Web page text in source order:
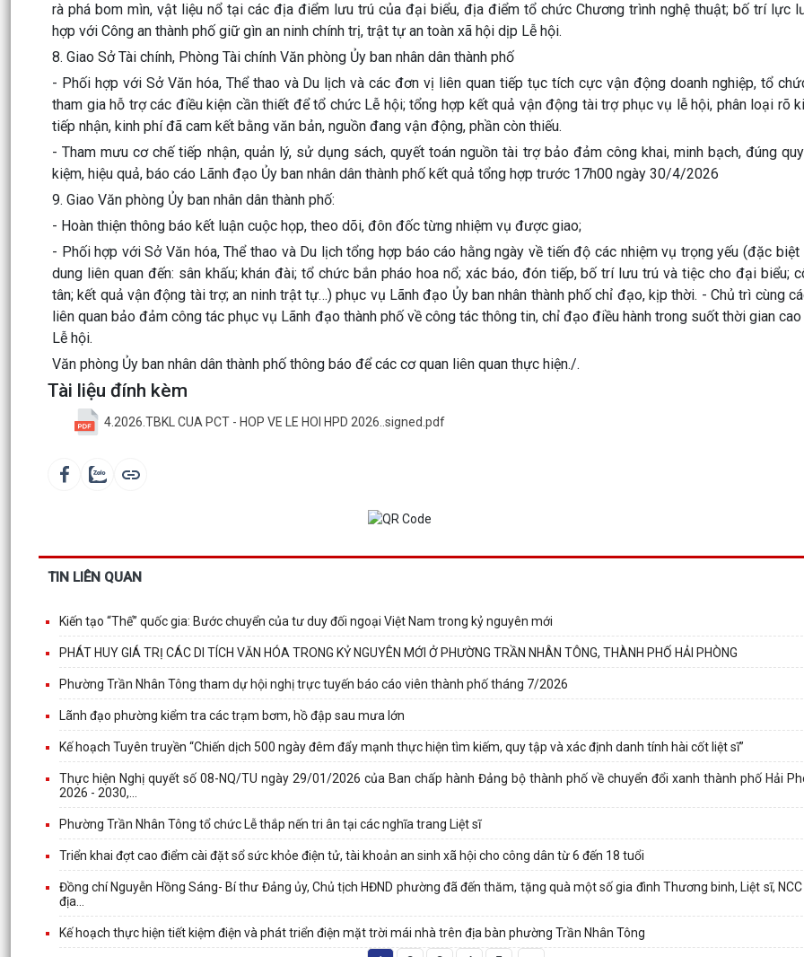
rà phá bom mìn, vật liệu nổ tại các địa điểm lưu trú của đại biểu, địa điểm tổ chức Chương trình nghệ thuật; bố trí lực
hợp với Công an thành phố giữ gìn an ninh chính trị, trật tự an toàn xã hội dịp Lễ hội.
8. Giao Sở Tài chính, Phòng Tài chính Văn phòng Ủy ban nhân dân thành phố
- Phối hợp với Sở Văn hóa, Thể thao và Du lịch và các đơn vị liên quan tiếp tục tích cực vận động doanh nghiệp, tổ
tham gia hỗ trợ các điều kiện cần thiết để tổ chức Lễ hội; tổng hợp kết quả vận động tài trợ phục vụ lễ hội, phân loại rõ
tiếp nhận, kinh phí đã cam kết bằng văn bản, nguồn đang vận động, phần còn thiếu.
- Tham mưu cơ chế tiếp nhận, quản lý, sử dụng sách, quyết toán nguồn tài trợ bảo đảm công khai, minh bạch, đúng
kiệm, hiệu quả, báo cáo Lãnh đạo Ủy ban nhân dân thành phố kết quả tổng hợp trước 17h00 ngày 30/4/2026
9. Giao Văn phòng Ủy ban nhân dân thành phố:
- Hoàn thiện thông báo kết luận cuộc họp, theo dõi, đôn đốc từng nhiệm vụ được giao;
- Phối hợp với Sở Văn hóa, Thể thao và Du lịch tổng hợp báo cáo hằng ngày về tiến độ các nhiệm vụ trọng yếu (đặc biệt
dung liên quan đến: sân khấu; khán đài; tổ chức bắn pháo hoa nổ; xác báo, đón tiếp, bố trí lưu trú và tiệc cho đại biểu;
tân; kết quả vận động tài trợ; an ninh trật tự…) phục vụ Lãnh đạo Ủy ban nhân thành phố chỉ đạo, kịp thời. - Chủ trì cùng
liên quan bảo đảm công tác phục vụ Lãnh đạo thành phố về công tác thông tin, chỉ đạo điều hành trong suốt thời gian
Lễ hội.
Văn phòng Ủy ban nhân dân thành phố thông báo để các cơ quan liên quan thực hiện./.
Tài liệu đính kèm
4.2026.TBKL CUA PCT - HOP VE LE HOI HPD 2026..signed.pdf
TIN LIÊN QUAN
Kiến tạo “Thế” quốc gia: Bước chuyển của tư duy đối ngoại Việt Nam trong kỷ nguyên mới
PHÁT HUY GIÁ TRỊ CÁC DI TÍCH VĂN HÓA TRONG KỶ NGUYÊN MỚI Ở PHƯỜNG TRẦN NHÂN TÔNG, THÀNH PHỐ HẢI PHÒNG
Phường Trần Nhân Tông tham dự hội nghị trực tuyến báo cáo viên thành phố tháng 7/2026
Lãnh đạo phường kiểm tra các trạm bơm, hồ đập sau mưa lớn
Kế hoạch Tuyên truyền “Chiến dịch 500 ngày đêm đẩy mạnh thực hiện tìm kiếm, quy tập và xác định danh tính hài cốt liệt sĩ”
Thực hiện Nghị quyết số 08-NQ/TU ngày 29/01/2026 của Ban chấp hành Đảng bộ thành phố về chuyển đổi xanh thành phố Hải
2026 - 2030,...
Phường Trần Nhân Tông tổ chức Lễ thắp nến tri ân tại các nghĩa trang Liệt sĩ
Triển khai đợt cao điểm cài đặt sổ sức khỏe điện tử, tài khoản an sinh xã hội cho công dân từ 6 đến 18 tuổi
Đồng chí Nguyễn Hồng Sáng- Bí thư Đảng ủy, Chủ tịch HĐND phường đã đến thăm, tặng quà một số gia đình Thương binh, Liệt sĩ,
địa...
Kế hoạch thực hiện tiết kiệm điện và phát triển điện mặt trời mái nhà trên địa bàn phường Trần Nhân Tông